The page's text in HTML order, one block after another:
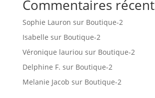
Commentaires
Sophie Lauron sur Boutique-2
Isabelle sur Boutique-2
Véronique lauriou sur Boutique-2
Delphine F. sur Boutique-2
Melanie Jacob sur Boutique-2